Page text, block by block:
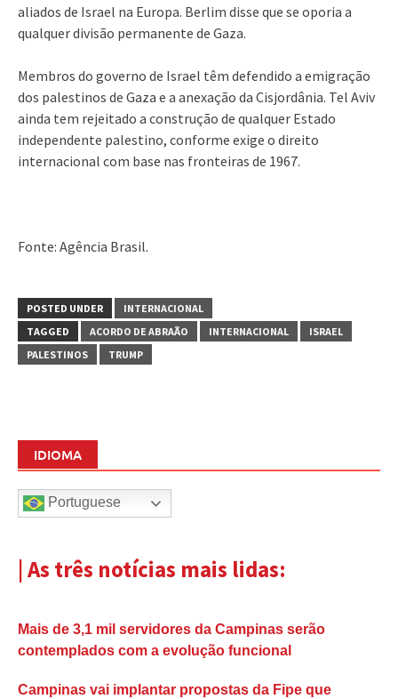
aliados de Israel na Europa. Berlim disse que se oporia a
qualquer divisão permanente de Gaza.
Membros do governo de Israel têm defendido a emigração
dos palestinos de Gaza e a anexação da Cisjordânia. Tel Aviv
ainda tem rejeitado a construção de qualquer Estado
independente palestino, conforme exige o direito
internacional com base nas fronteiras de 1967.
Fonte: Agência Brasil.
POSTED UNDER
INTERNACIONAL
TAGGED
ACORDO DE ABRAÃO INTERNACIONAL
ISRAEL
PALESTINOS
TRUMP
IDIOMA
Portuguese
| As três notícias mais lidas:
Mais de 3,1 mil servidores da Campinas serão
contemplados com a evolução funcional
Campinas vai implantar propostas da Fipe que